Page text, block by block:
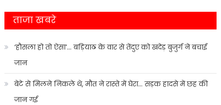
ताजा खबरे
‘हौसला हो तो ऐसा’… बड़ियाठ के वार से तेंदुए को खदेड़ बुजुर्ग ने बचाई
जान
बेटे से मिलने निकले थे, मौत ने रास्ते में घेरा… सड़क हादसे में छह की
जान गई